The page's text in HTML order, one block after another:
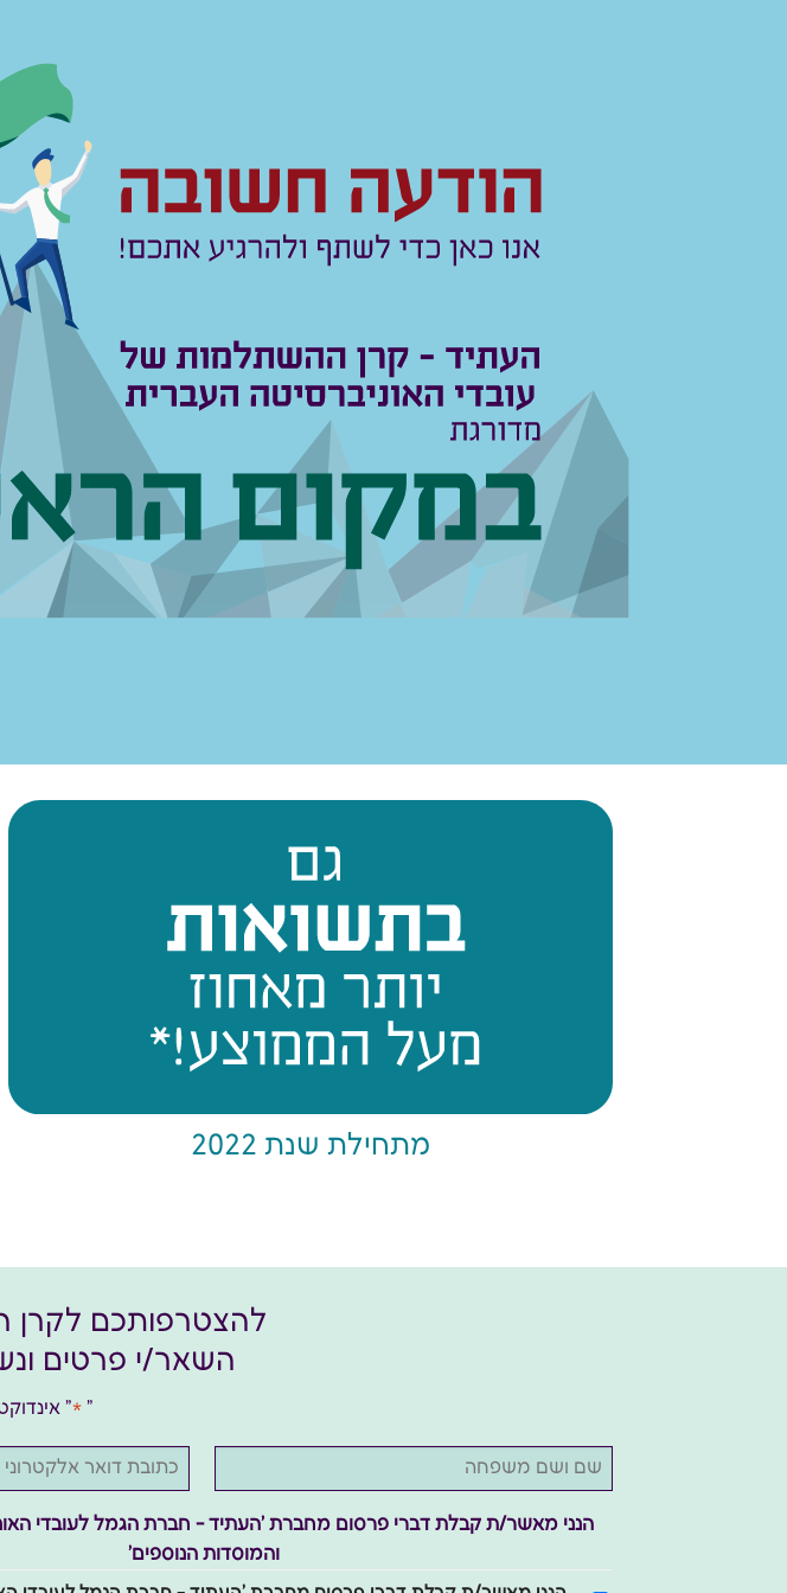
מתחילת שנת 2022
להצטרפותכם
השאר/י פרטים
"
*
"
שם
ושם
משפחה
*
כתובת
דואר
אלקטרוני
*
הנני מאשר/ת קבלת דברי פרסום מחברת 'העתיד - חברת הגמל לעובדי
והמוסדות הנוספים'